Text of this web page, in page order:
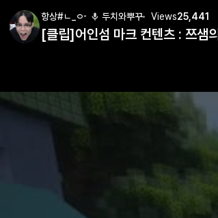
항상#ㄴ_ㅇ
[클립]어인섬 마크 컨텐츠 : 쯔샘
두치와뿌꾸 Views25,441